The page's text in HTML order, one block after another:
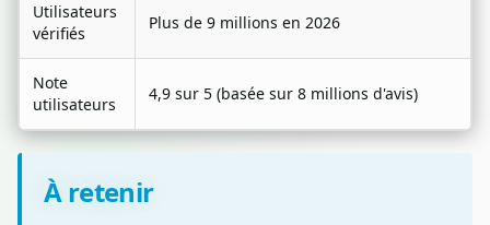
Utilisateurs
vérifiés
Plus de 9 millions en 2026
Note
utilisateurs
4,9 sur 5 (basée sur 8 millions d'avis)
À retenir